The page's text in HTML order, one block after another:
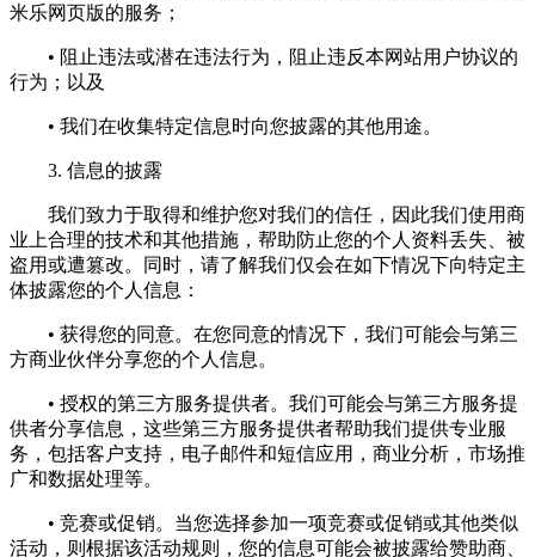
米乐网页版的服务；
• 阻止违法或潜在违法行为，阻止违反本网站用户协议的
行为；以及
• 我们在收集特定信息时向您披露的其他用途。
3. 信息的披露
我们致力于取得和维护您对我们的信任，因此我们使用商
业上合理的技术和其他措施，帮助防止您的个人资料丢失、被
盗用或遭篡改。同时，请了解我们仅会在如下情况下向特定主
体披露您的个人信息：
• 获得您的同意。在您同意的情况下，我们可能会与第三
方商业伙伴分享您的个人信息。
• 授权的第三方服务提供者。我们可能会与第三方服务提
供者分享信息，这些第三方服务提供者帮助我们提供专业服
务，包括客户支持，电子邮件和短信应用，商业分析，市场推
广和数据处理等。
• 竞赛或促销。当您选择参加一项竞赛或促销或其他类似
活动，则根据该活动规则，您的信息可能会被披露给赞助商、